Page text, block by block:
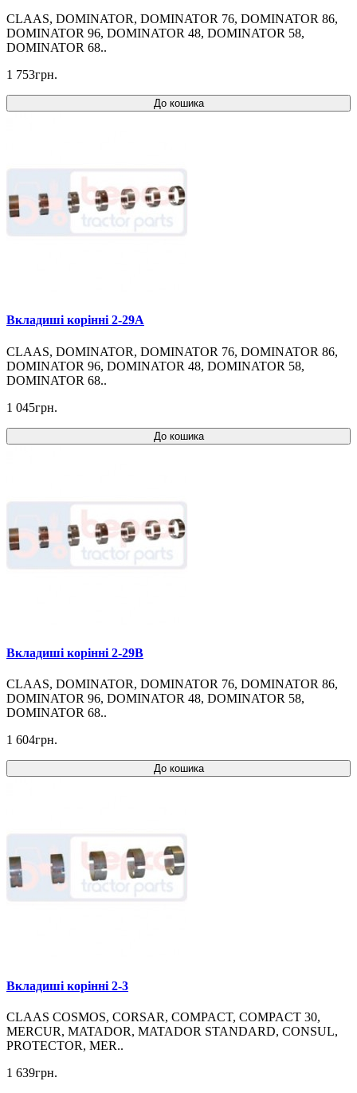
CLAAS, DOMINATOR, DOMINATOR 76, DOMINATOR 86,
DOMINATOR 96, DOMINATOR 48, DOMINATOR 58,
DOMINATOR 68..
1 753грн.
До кошика
Вкладиші корінні 2-29A
CLAAS, DOMINATOR, DOMINATOR 76, DOMINATOR 86,
DOMINATOR 96, DOMINATOR 48, DOMINATOR 58,
DOMINATOR 68..
1 045грн.
До кошика
Вкладиші корінні 2-29B
CLAAS, DOMINATOR, DOMINATOR 76, DOMINATOR 86,
DOMINATOR 96, DOMINATOR 48, DOMINATOR 58,
DOMINATOR 68..
1 604грн.
До кошика
Вкладиші корінні 2-3
CLAAS COSMOS, CORSAR, COMPACT, COMPACT 30,
MERCUR, MATADOR, MATADOR STANDARD, CONSUL,
PROTECTOR, MER..
1 639грн.